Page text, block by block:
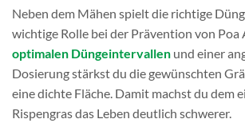
Neben dem Mähen spielt die richtige
wichtige Rolle bei der Prävention von Poa
optimalen Düngeintervallen und einer
Dosierung stärkst du die gewünschten
eine dichte Fläche. Damit machst du dem
Rispengras das Leben deutlich schwerer.